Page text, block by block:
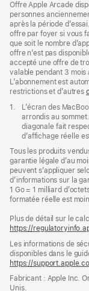
Offre Apple Arcade
personnes
après la période
offre par foyer si vous
que soit le nombre
offre n’est pas
accepté une offre de
valable pendant 3 mois
L’abonnement est
restrictions et d’autres
Note
1.
L’écran des
arrondis au
diagonale fait
d’affichage réelle
Tous les produits
garantie légale d’au
peuvent s’appliquer
d’informations sur la
1 Go = 1 milliard
formatée réelle est
Plus de détail sur le
https://
Les informations de
disponibles dans le
https://
Fabricant : Apple Inc.
Unis.